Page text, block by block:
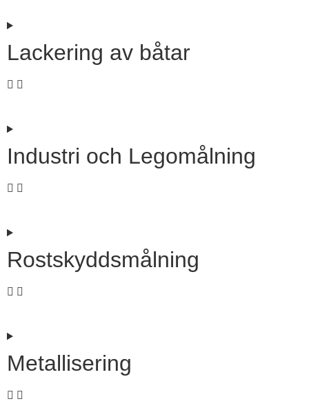
Lackering av båtar
Industri och Legomålning
Rostskyddsmålning
Metallisering